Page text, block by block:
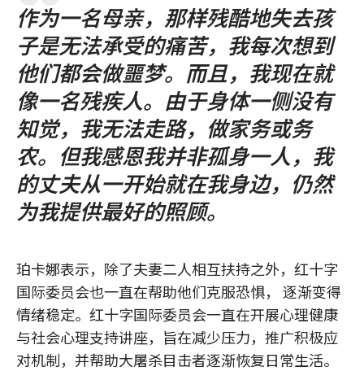
作为一名母亲，那样残酷地失去孩
子是无法承受的痛苦，我每次想到
他们都会做噩梦。而且，我现在就
像一名残疾人。由于身体一侧没有
知觉，我无法走路，做家务或务
农。但我感恩我并非孤身一人，我
的丈夫从一开始就在我身边，仍然
为我提供最好的照顾。
珀卡娜表示，除了夫妻二人相互扶持之外，红十字
国际委员会也一直在帮助他们克服恐惧， 逐渐变得
情绪稳定。红十字国际委员会一直在开展心理健康
与社会心理支持讲座，旨在减少压力，推广积极应
对机制，并帮助大屠杀目击者逐渐恢复日常生活。